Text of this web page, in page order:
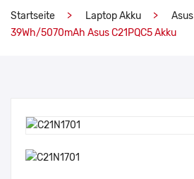
Startseite Laptop Akku
Asus
39Wh/5070mAh Asus C21PQC5 Akku